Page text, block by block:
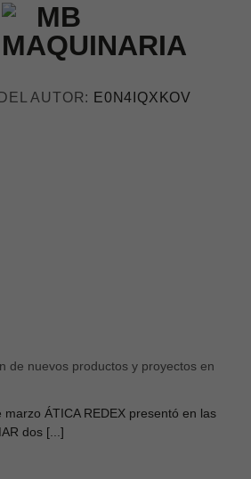
AUTOR: E0N4IQXKOV
de nuevos productos y proyectos en
marzo ÁTICA REDEX presentó en las
dos [...]